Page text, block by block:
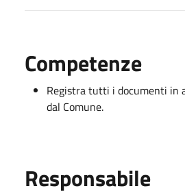
Competenze
Registra tutti i documenti in
dal Comune.
Responsabile